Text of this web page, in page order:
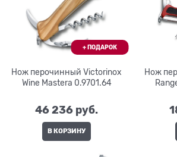
Нож перочинный Victorinox
Wine Masterа 0.9701.64
46 236 руб.
В КОРЗИНУ
Нож